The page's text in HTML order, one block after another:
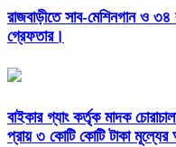
রাজবাড়ীতে সাব-মেশিনগান ও ৩৪
গ্রেফতার।
বাইকার গ্যাং কর্তৃক মাদক
প্রায় ৩ কোটি কোটি টাকা মূল্যের